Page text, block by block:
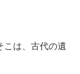
こは、古代の遺